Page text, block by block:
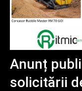
Anunț
solicitării